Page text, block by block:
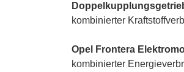
kombinierter
Opel Frontera
kombinierter